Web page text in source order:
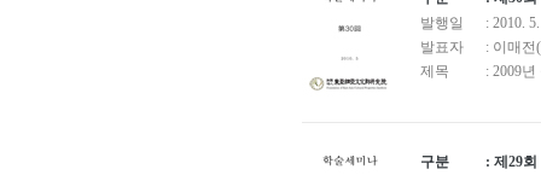
발행일
: 2010.
발표자
: 이매
제목
: 2009
구분
: 제29